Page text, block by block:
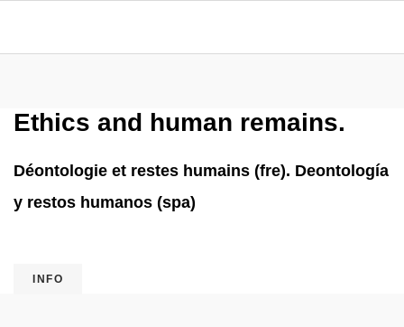
Ethics and human remains.
Déontologie et restes humains (fre). Deontología
y restos humanos (spa)
INFO